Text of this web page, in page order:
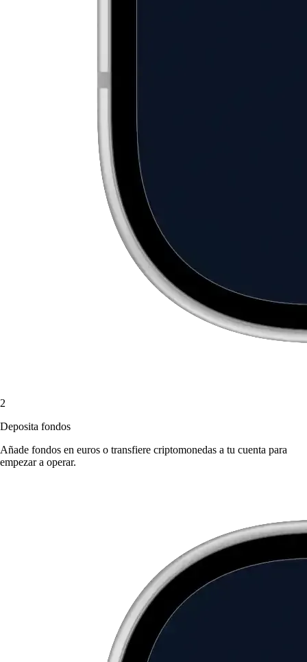
2
Deposita fondos
Añade fondos en euros o transfiere criptomonedas a tu cuenta para
empezar a operar.